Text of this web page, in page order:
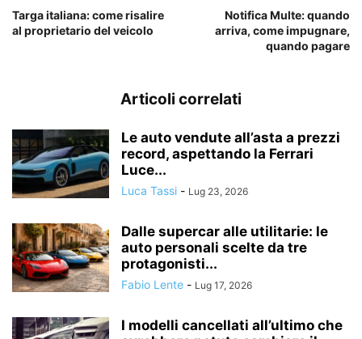
Targa italiana: come risalire
al proprietario del veicolo
Notifica Multe: quando
arriva, come impugnare,
quando pagare
Articoli correlati
Le auto vendute all’asta a prezzi
record, aspettando la Ferrari
Luce...
Luca Tassi - Lug 23, 2026
Dalle supercar alle utilitarie: le
auto personali scelte da tre
protagonisti...
Fabio Lente - Lug 17, 2026
I modelli cancellati all’ultimo che